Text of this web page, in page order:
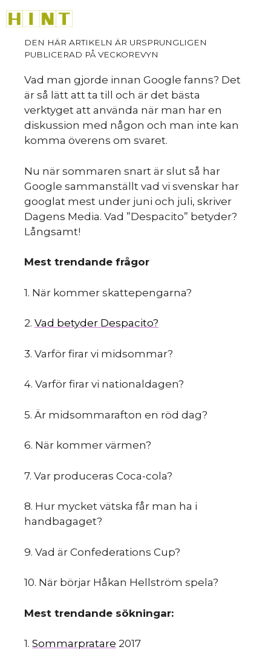
till
innehåll
Vad man gjorde innan Google fanns? Det
är så lätt att ta till och är det bästa
verktyget att använda när man har en
diskussion med någon och man inte kan
komma överens om svaret.
Nu när sommaren snart är slut så har
Google sammanställt vad vi svenskar har
googlat mest under juni och juli, skriver
Dagens Media. Vad ”Despacito” betyder?
Långsamt!
Mest​ ​trendande​ ​frågor
1. När​ ​kommer​ ​skattepengarna?
2. Vad​ ​betyder​ ​Despacito?
3. Varför​ ​firar​ ​vi​ ​midsommar?
4. Varför​ ​firar​ ​vi​ ​nationaldagen?
5. Är​ ​midsommarafton​ ​en​ ​röd​ ​dag?
6. När​ ​kommer​ ​värmen?
7. Var​ ​produceras​ ​Coca-cola?
8. Hur​ ​mycket​ ​vätska​ ​får​ ​man​ ​ha​ ​i​ ​
handbagaget?
9. Vad​ ​är​ ​Confederations​ ​Cup?
10. När​ ​börjar​ ​Håkan​ ​Hellström​ ​spela?
Mest​ ​trendande​ ​sökningar:
1. Sommarpratare​ ​2017
HINT